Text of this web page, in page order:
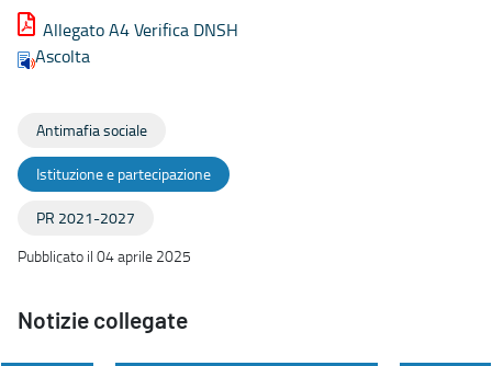
Allegato A4 Verifica DNSH
Ascolta
Antimafia sociale
Istituzione e partecipazione
PR 2021-2027
Pubblicato il 04 aprile 2025
Notizie collegate